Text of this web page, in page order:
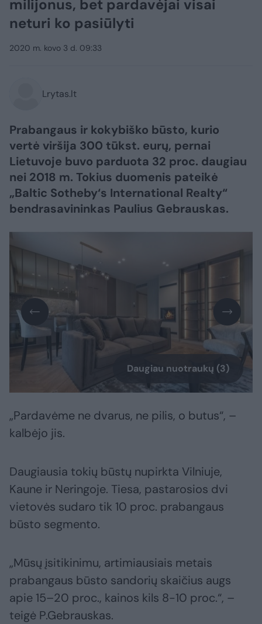
milijonus, bet pardavėjai visai
neturi ko pasiūlyti
2020 m. kovo 3 d. 09:33
Lrytas.lt
Prabangaus ir kokybiško būsto, kurio
vertė viršija 300 tūkst. eurų, pernai
Lietuvoje buvo parduota 32 proc. daugiau
nei 2018 m. Tokius duomenis pateikė
„Baltic Sotheby‘s International Realty“
bendrasavininkas Paulius Gebrauskas.
Daugiau nuotraukų (3)
„Pardavėme ne dvarus, ne pilis, o butus“, –
kalbėjo jis.
Daugiausia tokių būstų nupirkta Vilniuje,
Kaune ir Neringoje. Tiesa, pastarosios dvi
vietovės sudaro tik 10 proc. prabangaus
būsto segmento.
„Mūsų įsitikinimu, artimiausiais metais
prabangaus būsto sandorių skaičius augs
apie 15–20 proc., kainos kils 8-10 proc.“, –
teigė P.Gebrauskas.